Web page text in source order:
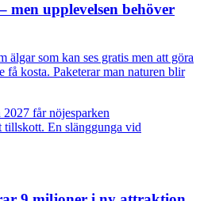
men upplevelsen behöver
älgar som kan ses gratis men att göra
få kosta. Paketerar man naturen blir